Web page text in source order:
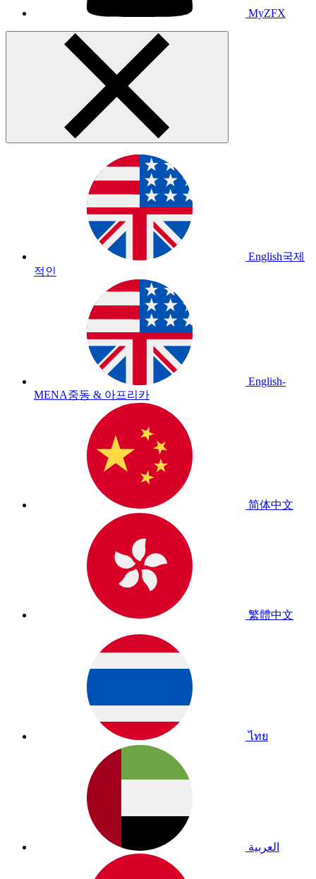
MyZFX
English국제
적인
English-
MENA중동 & 아프리카
简体中文
繁體中文
ไทย
العربية